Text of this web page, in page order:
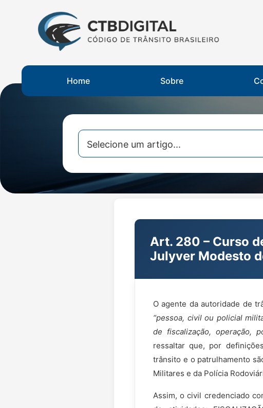
Home Sobre
Art. 280 – Curso
Julyver Modesto
O agente da autoridade de
“pessoa, civil ou policial
de fiscalização, operação,
ressaltar que, por
trânsito e o patrulhamento
Militares e da Polícia
Assim, o civil credenciado